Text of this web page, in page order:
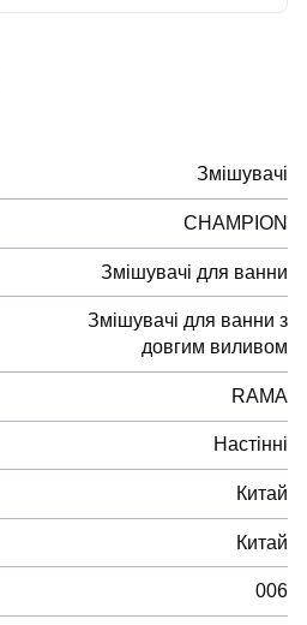
Змішувачі
CHAMPION
Змішувачі для ванни
Змішувачі для ванни з
довгим виливом
RAMA
Настінні
Китай
Китай
006